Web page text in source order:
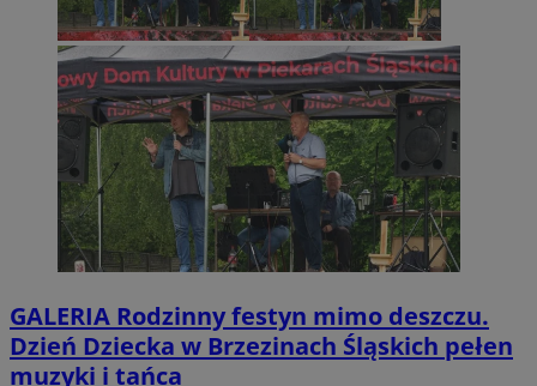
GALERIA Rodzinny festyn mimo deszczu.
Dzień Dziecka w Brzezinach Śląskich pełen
muzyki i tańca